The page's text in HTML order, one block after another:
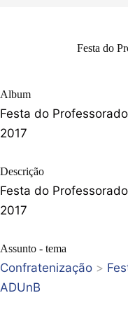
Festa do
Album
Festa do Professorado
2017
Descrição
Festa do
2017
Assunto - tema
Confratenização >
ADUnB